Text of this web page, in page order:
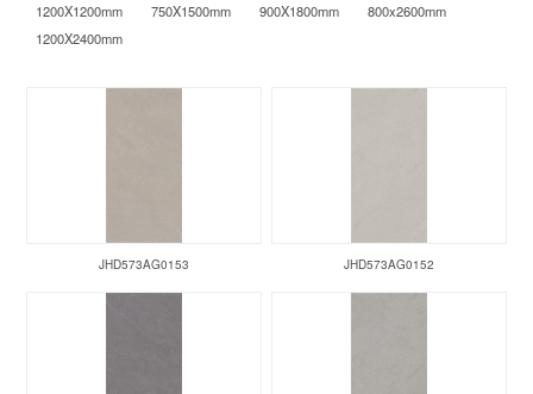
1200X1200mm
750X1500mm 900X1800mm
800x2600mm
1200X2400mm
JHD573AG0153 JHD573AG0152